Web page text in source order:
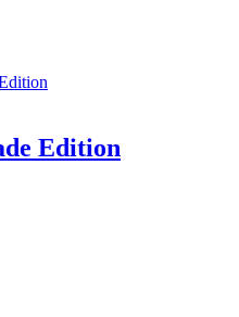
Edition